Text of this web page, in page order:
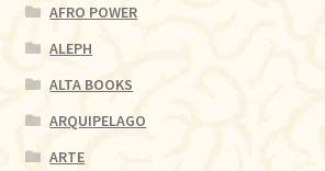
AFRO POWER
ALEPH
ALTA BOOKS
ARQUIPELAGO
ARTE